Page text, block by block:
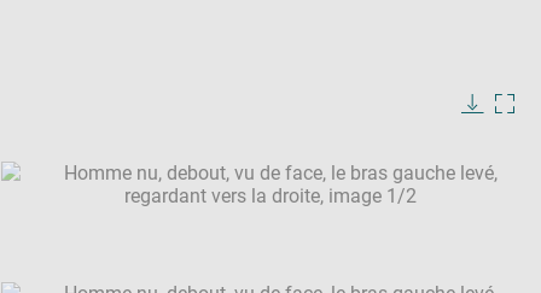
SKIP IMAGE CAROUSEL